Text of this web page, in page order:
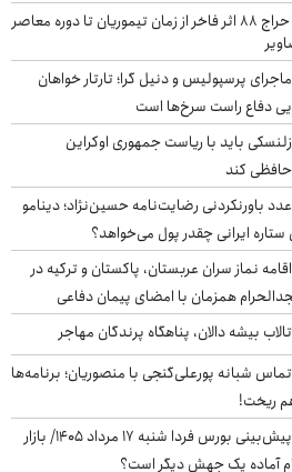
حراج ۸۸ اثر فاخر از زمان تیموریان تا دوره معاصر
ماجرای پرسپولیس و دنیل گرا؛ تارتار خواهان
دفاع راست سرخ‌ها است
زلنسکی باید با ریاست جمهوری اوکراین
کند
عدد باورنکردنی رضایت‌نامه حسین‌نژاد؛ دینامو
ستاره ایرانی چقدر پول می‌خواهد؟
اقامه نماز سران عربستان، پاکستان و ترکیه در
همزمان با امضای پیمان دفاعی
تالاب بیشه دالان، پناهگاه پرندگان مهاجر
تماس شبانه پورعلی‌گنجی با منصوریان؛ برنامه‌ها
ریخت!
پیش‌بینی بورس فردا شنبه ۱۷ مرداد ۱۴۰۵/ بازار
آماده یک جهش دیگر است؟